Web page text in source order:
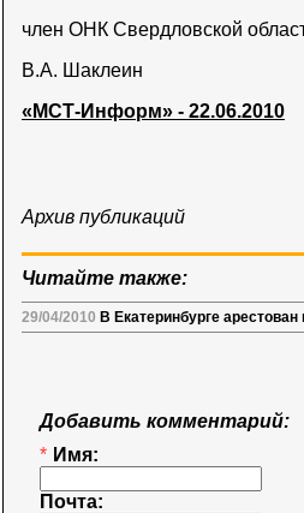
член ОНК Свердловской
В.А. Шаклеин
«МСТ-Информ» - 22.06.2010
Архив публикаций
Читайте также:
29/04/2010 В Екатеринбурге
Добавить комментарий:
* Имя:
Почта: